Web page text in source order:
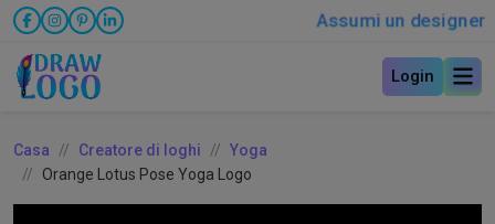
Assumi un designer
Login
Casa Creatore di loghi
Yoga
Orange Lotus Pose Yoga Logo